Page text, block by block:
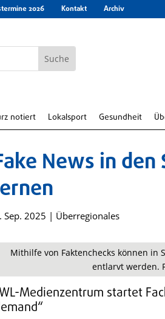
2026 Kontakt Archiv
notiert Lokalsport Gesundheit
News in
Sep. 2025 | Überregionales
Mithilfe von Faktenchecks können in
entlarvt werden.
Medienzentrum startet